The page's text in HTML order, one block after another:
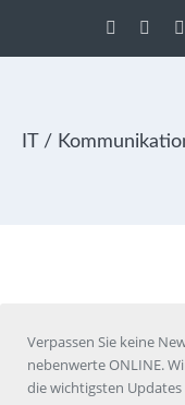
IT /
Verpassen Sie keine
nebenwerte ONLINE.
die wichtigsten Updates